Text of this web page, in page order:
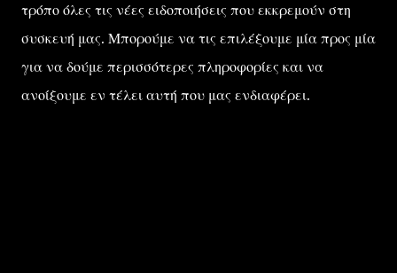
τρόπο όλες τις νέες ειδοποιήσεις που εκκρεμούν στη
συσκευή μας. Μπορούμε να τις επιλέξουμε μία προς μία
για να δούμε περισσότερες πληροφορίες και να
ανοίξουμε εν τέλει αυτή που μας ενδιαφέρει.